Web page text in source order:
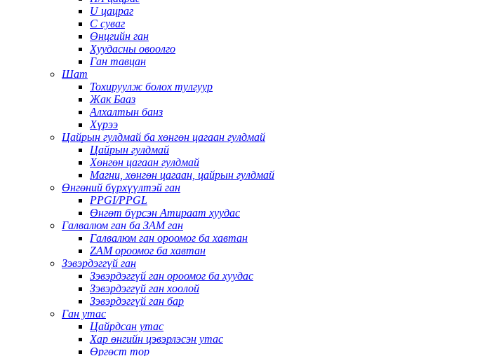
U цацраг
C суваг
Өнцгийн ган
Хуудасны овоолго
Ган тавцан
Шат
Тохируулж болох тулгуур
Жак Бааз
Алхалтын банз
Хүрээ
Цайрын гулдмай ба хөнгөн цагаан гулдмай
Цайрын гулдмай
Хөнгөн цагаан гулдмай
Магни, хөнгөн цагаан, цайрын гулдмай
Өнгөний бүрхүүлтэй ган
PPGI/PPGL
Өнгөт бүрсэн Атираат хуудас
Галвалюм ган ба ЗАМ ган
Галвалюм ган ороомог ба хавтан
ZAM ороомог ба хавтан
Зэвэрдэггүй ган
Зэвэрдэггүй ган ороомог ба хуудас
Зэвэрдэггүй ган хоолой
Зэвэрдэггүй ган бар
Ган утас
Цайрдсан утас
Хар өнгийн цэвэрлэсэн утас
Өргөст тор